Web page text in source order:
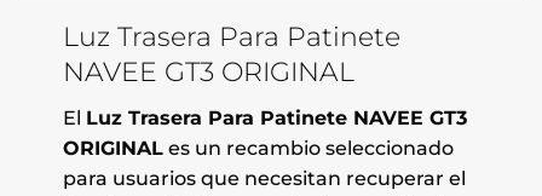
Luz Trasera Para Patinete
NAVEE GT3 ORIGINAL
El Luz Trasera Para Patinete NAVEE GT3
ORIGINALes un recambio seleccionado
para usuarios que necesitan recuperar el